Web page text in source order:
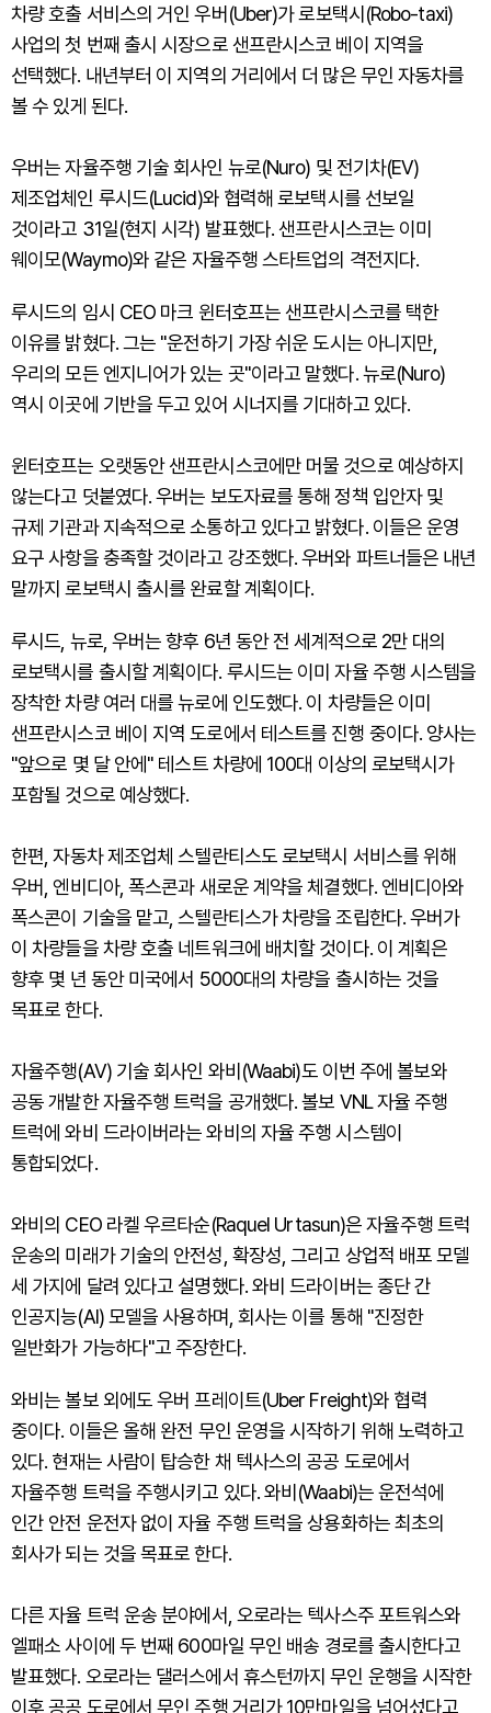
차량 호출 서비스의 거인 우버(Uber)가 로보택시(Robo-taxi)
사업의 첫 번째 출시 시장으로 샌프란시스코 베이 지역을
선택했다. 내년부터 이 지역의 거리에서 더 많은 무인 자동차를
볼 수 있게 된다.
우버는 자율주행 기술 회사인 뉴로(Nuro) 및 전기차(EV)
제조업체인 루시드(Lucid)와 협력해 로보택시를 선보일
것이라고 31일(현지 시각) 발표했다. 샌프란시스코는 이미
웨이모(Waymo)와 같은 자율주행 스타트업의 격전지다.
루시드의 임시 CEO 마크 윈터호프는 샌프란시스코를 택한
이유를 밝혔다. 그는 "운전하기 가장 쉬운 도시는 아니지만,
우리의 모든 엔지니어가 있는 곳"이라고 말했다. 뉴로(Nuro)
역시 이곳에 기반을 두고 있어 시너지를 기대하고 있다.
윈터호프는 오랫동안 샌프란시스코에만 머물 것으로 예상하지
않는다고 덧붙였다. 우버는 보도자료를 통해 정책 입안자 및
규제 기관과 지속적으로 소통하고 있다고 밝혔다. 이들은 운영
요구 사항을 충족할 것이라고 강조했다. 우버와 파트너들은 내년
말까지 로보택시 출시를 완료할 계획이다.
루시드, 뉴로, 우버는 향후 6년 동안 전 세계적으로 2만 대의
로보택시를 출시할 계획이다. 루시드는 이미 자율 주행 시스템을
장착한 차량 여러 대를 뉴로에 인도했다. 이 차량들은 이미
샌프란시스코 베이 지역 도로에서 테스트를 진행 중이다. 양사는
"앞으로 몇 달 안에" 테스트 차량에 100대 이상의 로보택시가
포함될 것으로 예상했다.
한편, 자동차 제조업체 스텔란티스도 로보택시 서비스를 위해
우버, 엔비디아, 폭스콘과 새로운 계약을 체결했다. 엔비디아와
폭스콘이 기술을 맡고, 스텔란티스가 차량을 조립한다. 우버가
이 차량들을 차량 호출 네트워크에 배치할 것이다. 이 계획은
향후 몇 년 동안 미국에서 5000대의 차량을 출시하는 것을
목표로 한다.
자율주행(AV) 기술 회사인 와비(Waabi)도 이번 주에 볼보와
공동 개발한 자율주행 트럭을 공개했다. 볼보 VNL 자율 주행
트럭에 와비 드라이버라는 와비의 자율 주행 시스템이
통합되었다.
와비의 CEO 라켈 우르타순(Raquel Urtasun)은 자율주행 트럭
운송의 미래가 기술의 안전성, 확장성, 그리고 상업적 배포 모델
세 가지에 달려 있다고 설명했다. 와비 드라이버는 종단 간
인공지능(AI) 모델을 사용하며, 회사는 이를 통해 "진정한
일반화가 가능하다"고 주장한다.
와비는 볼보 외에도 우버 프레이트(Uber Freight)와 협력
중이다. 이들은 올해 완전 무인 운영을 시작하기 위해 노력하고
있다. 현재는 사람이 탑승한 채 텍사스의 공공 도로에서
자율주행 트럭을 주행시키고 있다. 와비(Waabi)는 운전석에
인간 안전 운전자 없이 자율 주행 트럭을 상용화하는 최초의
회사가 되는 것을 목표로 한다.
다른 자율 트럭 운송 분야에서, 오로라는 텍사스주 포트워스와
엘패소 사이에 두 번째 600마일 무인 배송 경로를 출시한다고
발표했다. 오로라는 댈러스에서 휴스턴까지 무인 운행을 시작한
이후 공공 도로에서 무인 주행 거리가 10만마일을 넘어섰다고